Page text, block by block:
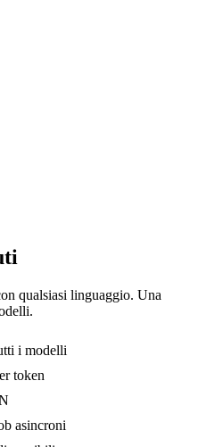
qualsiasi linguaggio. Una
i modelli
token
asincroni